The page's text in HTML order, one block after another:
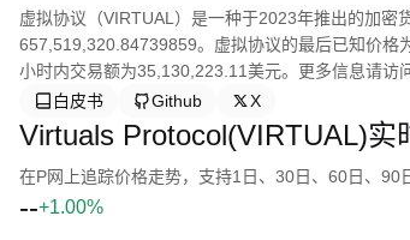
虚拟协议（VIRTUAL）是一种于2023年推出的加
657,519,320.84739859。虚拟协议的最后已知价
小时内交易额为35,130,223.11美元。更多信息请访
白皮书
Github X
Virtuals Protocol(VIRTUAL)实
在P网上追踪价格走势，支持1日、30日、60日、90
--+1.00%